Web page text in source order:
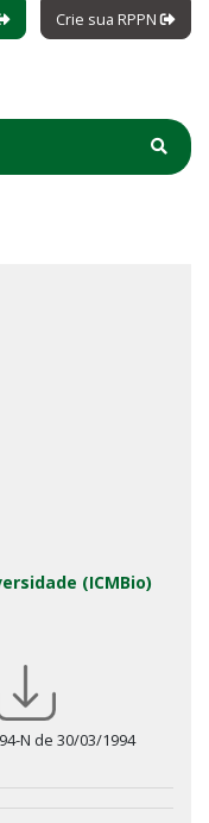
Crie sua RPPN
(ICMBio)
N de 30/03/1994